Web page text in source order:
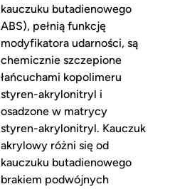
kauczuku butadienowego
ABS), pełnią funkcję
modyfikatora udarności, są
chemicznie szczepione
łańcuchami kopolimeru
styren-akrylonitryl i
osadzone w matrycy
styren-akrylonitryl. Kauczuk
akrylowy różni się od
kauczuku butadienowego
brakiem podwójnych